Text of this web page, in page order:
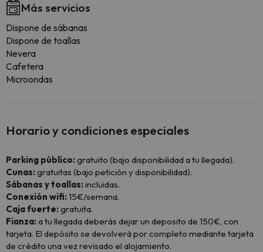
Más servicios
Dispone de sábanas
Dispone de toallas
Nevera
Cafetera
Microondas
Horario y condiciones especiales
Parking público:gratuito (bajo disponibilidad a tu llegada).
Cunas:gratuitas (bajo petición y disponibilidad).
Sábanas y toallas:incluidas.
Conexión wifi:15€/semana.
Caja fuerte:gratuita.
Fianza:a tu llegada deberás dejar un deposito de 150€, con
tarjeta. El depósito se devolverá por completo mediante tarjeta
de crédito una vez revisado el alojamiento.